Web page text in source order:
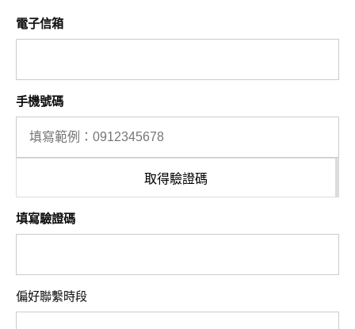
電子信箱
手機號碼
取得驗證碼
填寫驗證碼
偏好聯繫時段